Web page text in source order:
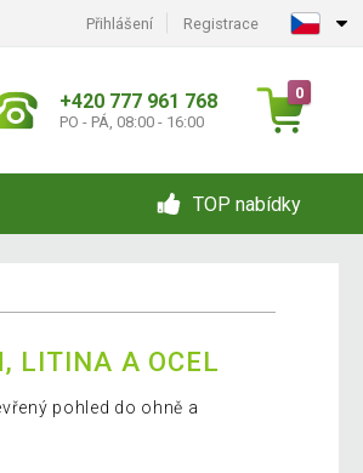
Přihlášení Registrace
+420 777 961 768
PO - PÁ, 08:00 - 16:00
0
TOP nabídky
LITINA A OCEL
pohled do ohně a